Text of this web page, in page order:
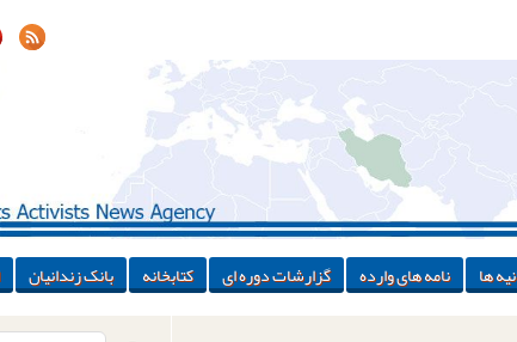
ها نامه های وارده گزارشات دوره ای کتابخانه بانک زندانیان